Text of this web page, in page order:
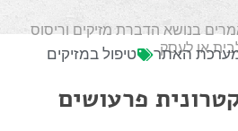
בנושא הדברת מזיקים וריסוס
או לעסק
האתר טיפול במזיקים
פרעושים